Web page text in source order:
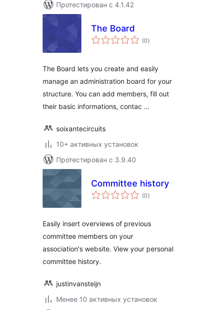
Протестирован с 4.1.42
The Board
(0общий
рейтинг
)
The Board lets you create and easily
manage an administration board for your
structure. You can add members, fill out
their basic informations, contac …
soixantecircuits
10+ активных установок
Протестирован с 3.9.40
Committee history
(0общий
рейтинг
)
Easily insert overviews of previous
committee members on your
association's website. View your personal
committee history.
justinvansteijn
Менее 10 активных установок